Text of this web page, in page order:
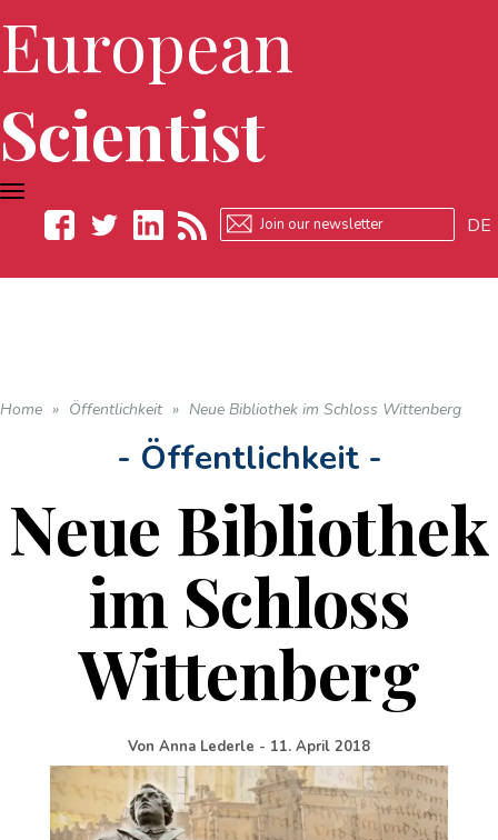
European
Scientist
DE
TOGGLE
NAVIGATION
Home » Öffentlichkeit » Neue Bibliothek im Schloss Wittenberg
- Öffentlichkeit -
Neue Bibliothek
im Schloss
Wittenberg
Von Anna Lederle - 11. April 2018